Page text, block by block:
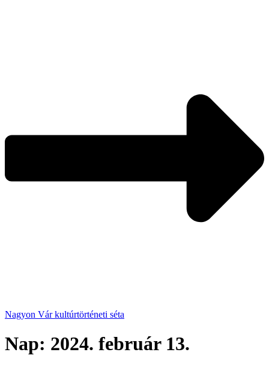
Nagyon Vár kultúrtörténeti séta
Nap: 2024. február 13.